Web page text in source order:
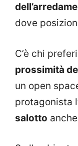
dove
C’è chi
prossimità
un open
protagonista
salotto